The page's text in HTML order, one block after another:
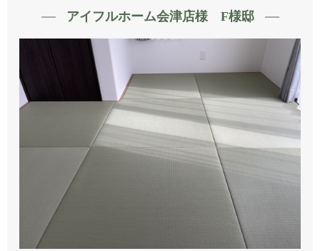
アイフルホーム会津店様 F様邸